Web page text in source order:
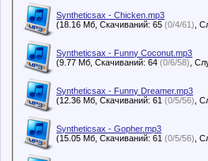
Syntheticsax - Chicken.mp3
(18.16 Мб, Скачиваний: 65(0/4/61)
Syntheticsax - Funny Coconut.mp3
(9.77 Мб, Скачиваний: 64(0/6/58)
Syntheticsax - Funny Dreamer.mp3
(12.36 Мб, Скачиваний: 61(0/5/56)
Syntheticsax - Gopher.mp3
(15.05 Мб, Скачиваний: 61(0/5/56)